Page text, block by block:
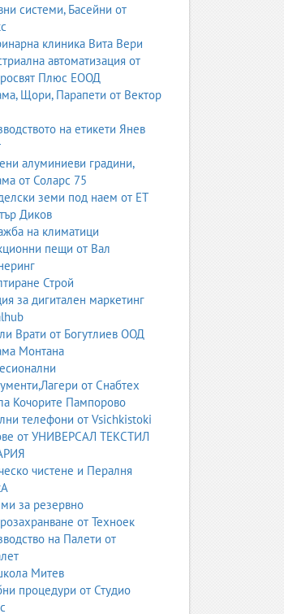
системи, Басейни от
клиника Вита Вери
автоматизация от
Плюс ЕООД
Щори, Парапети от Вектор
на етикети Янев
алуминиеви градини,
от Соларс 75
земи под наем от ЕТ
Диков
на климатици
пещи от Вал
Строй
за дигитален маркетинг
Врати от Богутлиев ООД
Монтана
от Снабтех
Кочорите Пампорово
телефони от Vsichkistoki
от УНИВЕРСАЛ ТЕКСТИЛ
чистене и Пералня
за резервно
от Техноек
на Палети от
Митев
процедури от Студио